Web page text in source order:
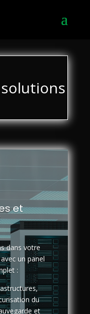
et
dans votre
un panel
:
du
et